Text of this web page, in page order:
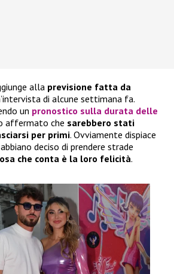
alla previsione fatta da
di alcune settimana fa.
un pronostico sulla durata delle
affermato che sarebbero stati
per primi. Ovviamente dispiace
deciso di prendere strade
che conta è la loro felicità.